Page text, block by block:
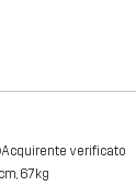
Acquirente verificato
67kg